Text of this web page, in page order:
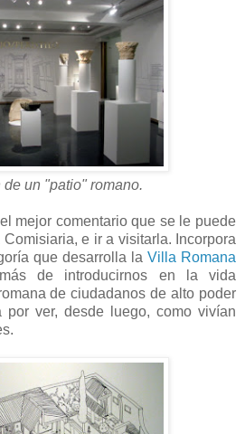
de un "patio" romano.
mejor comentario que se le puede
e ir a visitarla. Incorpora
que desarrolla la Villa Romana
de introducirnos en la vida
de ciudadanos de alto poder
por ver, desde luego, como vivían